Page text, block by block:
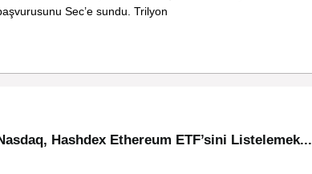
Sec’e sundu. Trilyon
Hashdex Ethereum ETF’sini Listelemek...